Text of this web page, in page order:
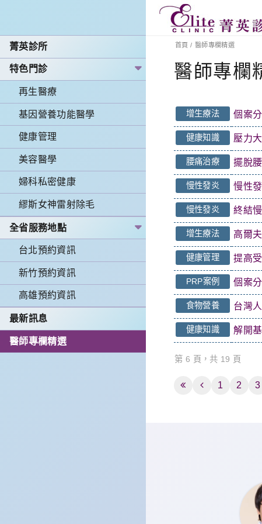
菁英診所
特色門診
再生醫療
基因營養功能醫學
健康管理
美容醫學
婦科私密健康
繆斯女神雷射除毛
全省服務地點
台北預約資訊
新竹預約資訊
高雄預約資訊
最新訊息
醫師專欄精選
首頁 / 醫師專欄精選
醫師專欄
增生療法 個案
健康知識 壓力
腰痛治療 擺脫
慢性發炎 慢性
慢性發炎 終結
增生療法 高爾
健康管理 提高
PRP案例 個案
食物營養 台灣
健康知識 解開
第 6 頁，共 19 頁
1 2 3